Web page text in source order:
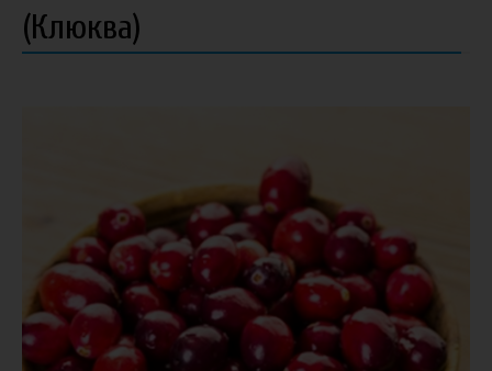
(Клюква)